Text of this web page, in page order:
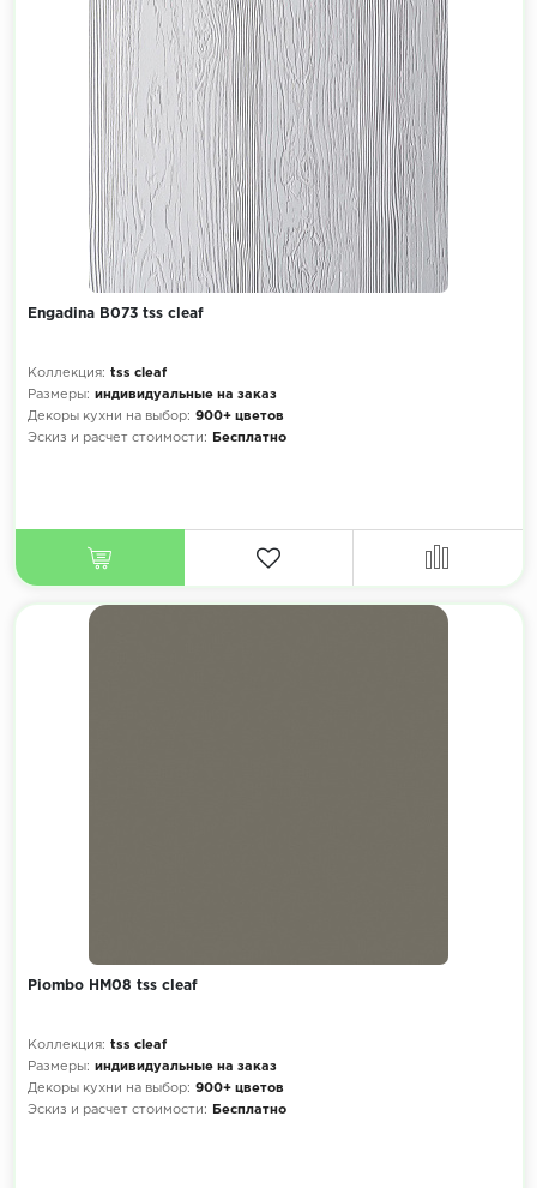
Engadina B073 tss cleaf
Коллекция: tss cleaf
Размеры: индивидуальные на заказ
Декоры кухни на выбор: 900+ цветов
Эскиз и расчет стоимости:
Бесплатно
Piombo HM08 tss cleaf
Коллекция: tss cleaf
Размеры: индивидуальные на заказ
Декоры кухни на выбор: 900+ цветов
Эскиз и расчет стоимости:
Бесплатно